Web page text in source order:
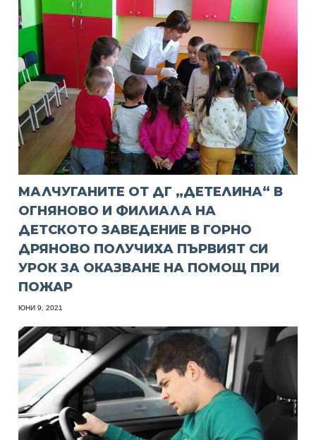
МАЛЧУГАНИТЕ ОТ ДГ „ДЕТЕЛИНА“ В
ОГНЯНОВО И ФИЛИАЛА НА
ДЕТСКОТО ЗАВЕДЕНИЕ В ГОРНО
ДРЯНОВО ПОЛУЧИХА ПЪРВИЯТ СИ
УРОК ЗА ОКАЗВАНЕ НА ПОМОЩ ПРИ
ПОЖАР
ЮНИ 9, 2021